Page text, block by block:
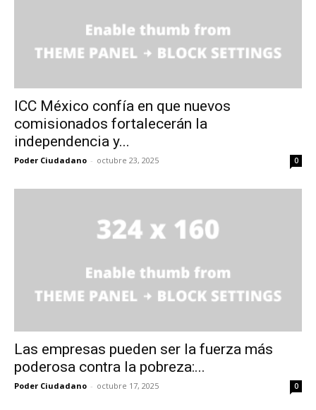
ICC México confía en que nuevos
comisionados fortalecerán la
independencia y...
Poder Ciudadano - octubre 23, 2025 0
Las empresas pueden ser la fuerza más
poderosa contra la pobreza:...
Poder Ciudadano - octubre 17, 2025 0